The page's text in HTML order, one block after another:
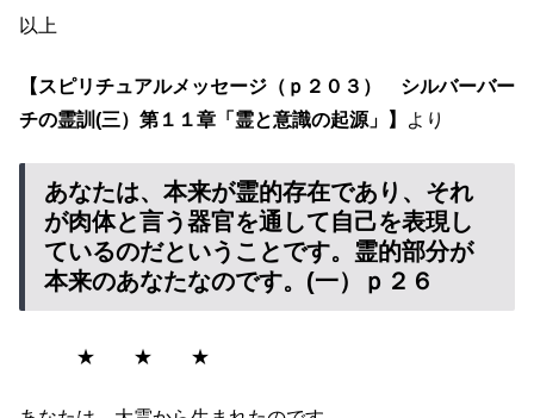
以上
【スピリチュアルメッセージ（ｐ２０３） シルバーバー
チの霊訓(三）第１１章「霊と意識の起源」】
より
あなたは、本来が霊的存在であり、それ
が肉体と言う器官を通して自己を表現し
ているのだということです。霊的部分が
本来のあなたなのです。(一）ｐ２６
★ ★ ★